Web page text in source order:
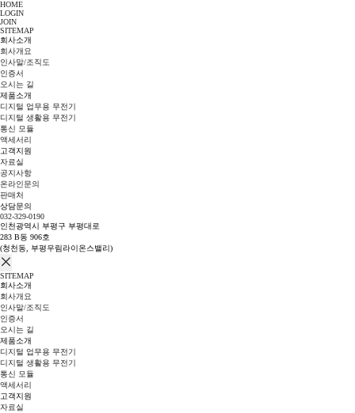
HOME
LOGIN
JOIN
SITEMAP
회사소개
회사개요
인사말/조직도
인증서
오시는 길
제품소개
디지털 업무용 무전기
디지털 생활용 무전기
통신 모듈
액세서리
고객지원
자료실
공지사항
온라인문의
판매처
상담문의
032-329-0190
인천광역시 부평구 부평대로
283 B동 906호
(청천동, 부평우림라이온스밸리)
SITEMAP
회사소개
회사개요
인사말/조직도
인증서
오시는 길
제품소개
디지털 업무용 무전기
디지털 생활용 무전기
통신 모듈
액세서리
고객지원
자료실